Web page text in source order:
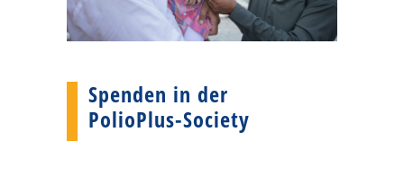
Spenden in der
PolioPlus-Society